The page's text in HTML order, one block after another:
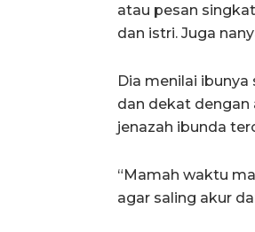
atau pesan
dan istri. Juga
Dia menilai
dan dekat dengan
jenazah ibunda
“Mamah waktu
agar saling akur